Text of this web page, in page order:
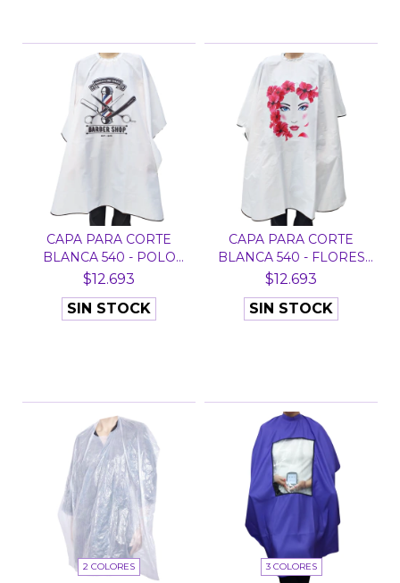
CAPA PARA CORTE
BLANCA 540 - POLO
BARBER
$12.693
SIN STOCK
CAPA PARA CORTE
BLANCA 540 - FLORES
ROJA...
$12.693
SIN STOCK
2 COLORES 3 COLORES